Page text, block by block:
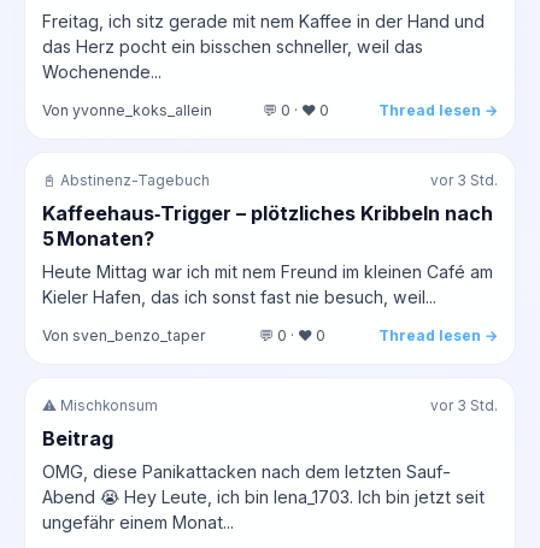
Freitag, ich sitz gerade mit nem Kaffee in der Hand und
das Herz pocht ein bisschen schneller, weil das
Wochenende...
Von yvonne_koks_allein 💬 0 · ❤️ 0 Thread lesen →
📓 Abstinenz-Tagebuch vor 3 Std.
Kaffeehaus‑Trigger – plötzliches Kribbeln nach
5 Monaten?
Heute Mittag war ich mit nem Freund im kleinen Café am
Kieler Hafen, das ich sonst fast nie besuch, weil...
Von sven_benzo_taper 💬 0 · ❤️ 0 Thread lesen →
⚠️ Mischkonsum vor 3 Std.
Beitrag
OMG, diese Panikattacken nach dem letzten Sauf-
Abend 😭 Hey Leute, ich bin lena_1703. Ich bin jetzt seit
ungefähr einem Monat...